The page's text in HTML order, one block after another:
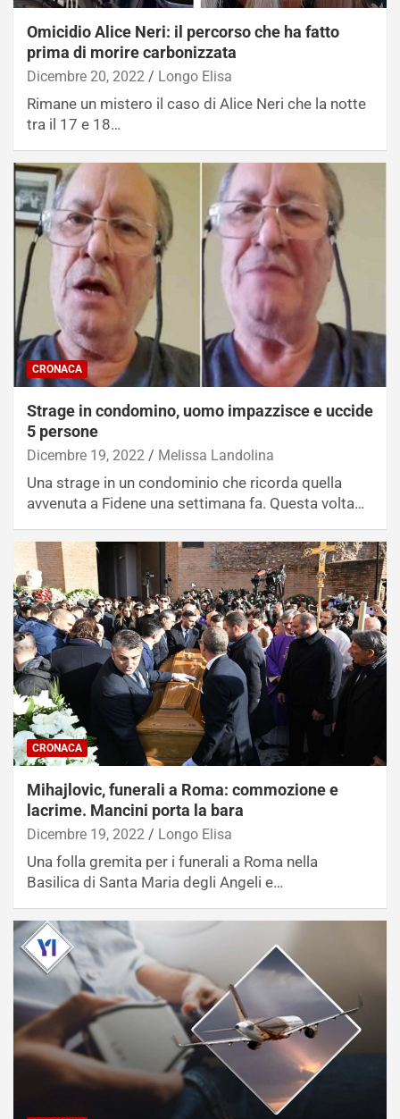
Omicidio Alice Neri: il percorso che ha fatto
prima di morire carbonizzata
Dicembre 20, 2022 Longo Elisa
Rimane un mistero il caso di Alice Neri che la notte
tra il 17 e 18…
CRONACA
Strage in condomino, uomo impazzisce e uccide
5 persone
Dicembre 19, 2022 Melissa Landolina
Una strage in un condominio che ricorda quella
avvenuta a Fidene una settimana fa. Questa volta…
CRONACA
Mihajlovic, funerali a Roma: commozione e
lacrime. Mancini porta la bara
Dicembre 19, 2022 Longo Elisa
Una folla gremita per i funerali a Roma nella
Basilica di Santa Maria degli Angeli e…